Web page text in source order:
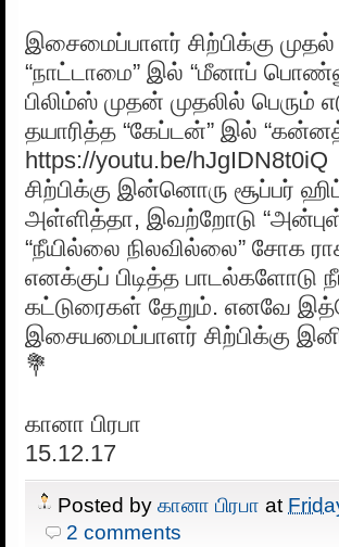
இசைமைப்பாளர் சிற்பிக்கு
“நாட்டாமை” இல் “மீனாப்
பிலிம்ஸ் முதன் முதலில் பெரும்
தயாரித்த “கேப்டன்” இல்
https://youtu.be/hJgIDN8t0iQ
சிற்பிக்கு இன்னொரு சூப்பர்
அள்ளித்தா, இவற்றோடு
“நீயில்லை நிலவில்லை” சோக
எனக்குப் பிடித்த பாடல்களோடு
கட்டுரைகள் தேறும். எனவே
இசையமைப்பாளர் சிற்பிக்கு
💐
கானா பிரபா
15.12.17
Posted by கானா பிரபா at
2 comments